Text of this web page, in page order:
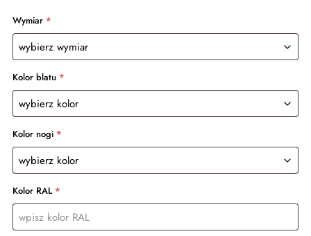
Wymiar *
Kolor blatu *
Kolor nogi *
Kolor RAL*